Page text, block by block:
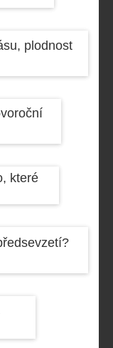
plodnost
které